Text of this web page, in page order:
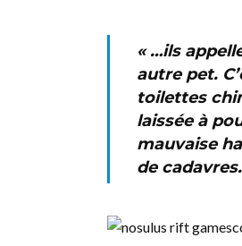
« …ils
autre pet.
toilettes
laissée à
mauvaise
de